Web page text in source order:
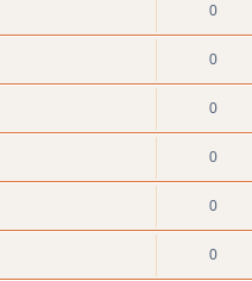
0
0
0
0
0
0